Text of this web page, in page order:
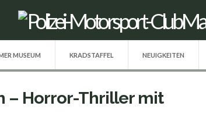
MUSEUM KRADSTAFFEL NEUIGKEITEN
– Horror-Thriller mit